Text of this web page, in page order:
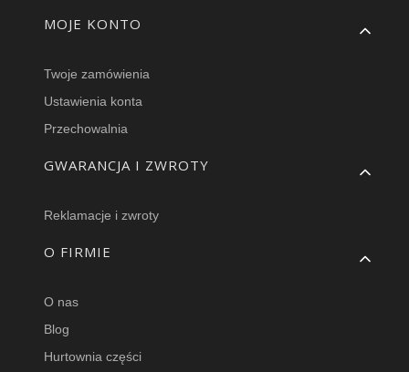
MOJE KONTO
Twoje zamówienia
Ustawienia konta
Przechowalnia
GWARANCJA I ZWROTY
Reklamacje i zwroty
O FIRMIE
O nas
Blog
Hurtownia części